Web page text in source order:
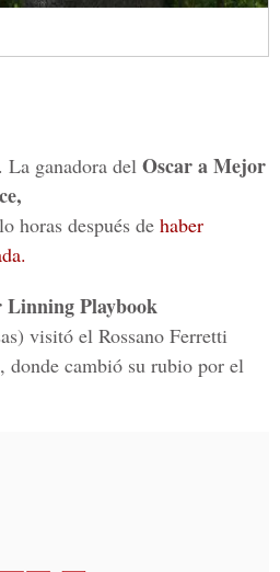
La ganadora del Oscar a Mejor
horas después de haber
Linning Playbook
visitó el Rossano Ferretti
cambió su rubio por el